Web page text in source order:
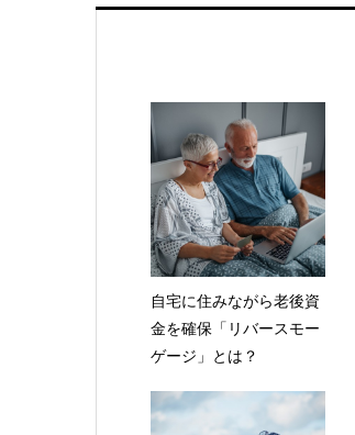
自宅に住みながら老後資
金を確保「リバースモー
ゲージ」とは？